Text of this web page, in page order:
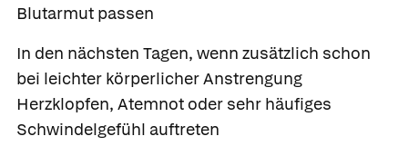
Blutarmut passen
In den nächsten Tagen, wenn zusätzlich schon
bei leichter körperlicher Anstrengung
Herzklopfen, Atemnot oder sehr häufiges
Schwindelgefühl auftreten